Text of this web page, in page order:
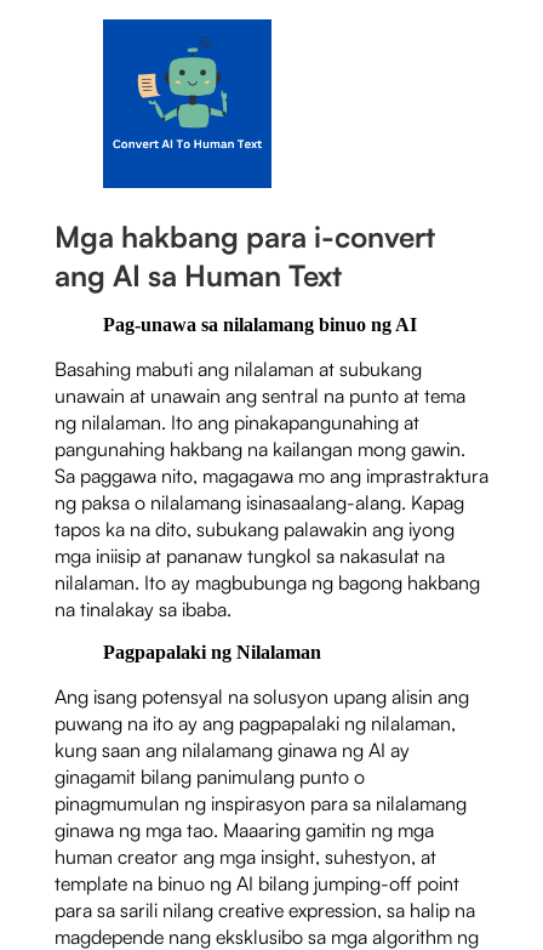
Mga hakbang para i-convert
ang AI sa Human Text
Pag-unawa sa nilalamang binuo ng AI
Basahing mabuti ang nilalaman at subukang
unawain at unawain ang sentral na punto at tema
ng nilalaman. Ito ang pinakapangunahing at
pangunahing hakbang na kailangan mong gawin.
Sa paggawa nito, magagawa mo ang imprastraktura
ng paksa o nilalamang isinasaalang-alang. Kapag
tapos ka na dito, subukang palawakin ang iyong
mga iniisip at pananaw tungkol sa nakasulat na
nilalaman. Ito ay magbubunga ng bagong hakbang
na tinalakay sa ibaba.
Pagpapalaki ng Nilalaman
Ang isang potensyal na solusyon upang alisin ang
puwang na ito ay ang pagpapalaki ng nilalaman,
kung saan ang nilalamang ginawa ng AI ay
ginagamit bilang panimulang punto o
pinagmumulan ng inspirasyon para sa nilalamang
ginawa ng mga tao. Maaaring gamitin ng mga
human creator ang mga insight, suhestyon, at
template na binuo ng AI bilang jumping-off point
para sa sarili nilang creative expression, sa halip na
magdepende nang eksklusibo sa mga algorithm ng